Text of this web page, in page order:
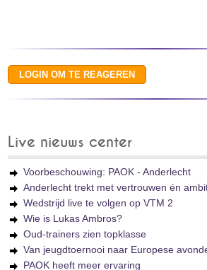
Live nieuws center
Voorbeschouwing: PAOK - Anderlecht
Anderlecht trekt met vertrouwen én
Wedstrijd live te volgen op VTM 2
Wie is Lukas Ambros?
Oud-trainers zien topklasse
Van jeugdtoernooi naar Europese
PAOK heeft meer ervaring